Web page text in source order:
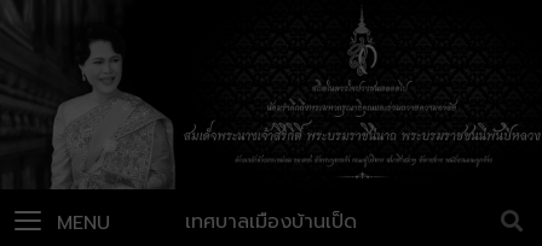
เทศบาลเมืองบ้านเป็ด
MENU